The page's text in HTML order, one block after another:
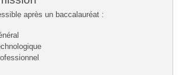
après un baccalauréat :